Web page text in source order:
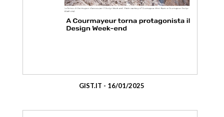
GIST.IT - 16/01/2025